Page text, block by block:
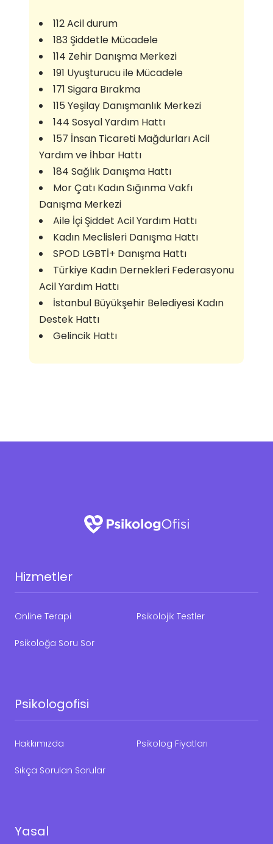
112 Acil durum
183 Şiddetle Mücadele
114 Zehir Danışma Merkezi
191 Uyuşturucu ile Mücadele
171 Sigara Bırakma
115 Yeşilay Danışmanlık Merkezi
144 Sosyal Yardım Hattı
157 İnsan Ticareti Mağdurları Acil
Yardım ve İhbar Hattı
184 Sağlık Danışma Hattı
Mor Çatı Kadın Sığınma Vakfı
Danışma Merkezi
Aile İçi Şiddet Acil Yardım Hattı
Kadın Meclisleri Danışma Hattı
SPOD LGBTİ+ Danışma Hattı
Türkiye Kadın Dernekleri Federasyonu
Acil Yardım Hattı
İstanbul Büyükşehir Belediyesi Kadın
Destek Hattı
Gelincik Hattı
Hizmetler
Online Terapi Psikolojik Testler
Psikoloğa Soru Sor
Psikologofisi
Hakkımızda Psikolog Fiyatları
Sıkça Sorulan Sorular
Yasal